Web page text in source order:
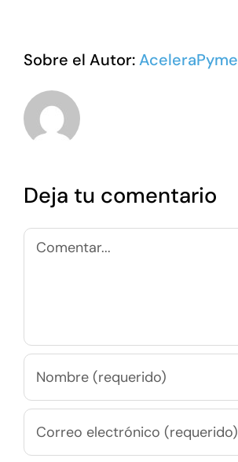
Sobre el Autor:AceleraPyme
Deja tu comentario
Comentar